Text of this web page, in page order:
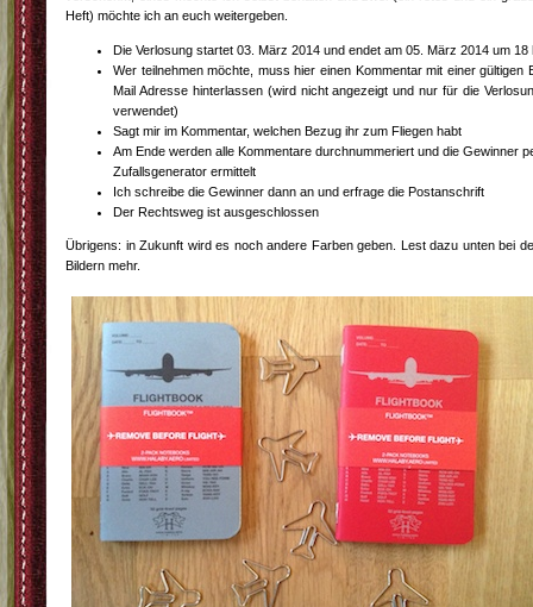
Heft) möchte ich an euch weitergeben.
Die Verlosung startet 03. März 2014 und endet am 05. März 2014 um 18
Wer teilnehmen möchte, muss hier einen Kommentar mit einer gültigen
Mail Adresse hinterlassen (wird nicht angezeigt und nur für die
verwendet)
Sagt mir im Kommentar, welchen Bezug ihr zum Fliegen habt
Am Ende werden alle Kommentare durchnummeriert und die Gewinner
Zufallsgenerator ermittelt
Ich schreibe die Gewinner dann an und erfrage die Postanschrift
Der Rechtsweg ist ausgeschlossen
Übrigens: in Zukunft wird es noch andere Farben geben. Lest dazu unten bei
Bildern mehr.